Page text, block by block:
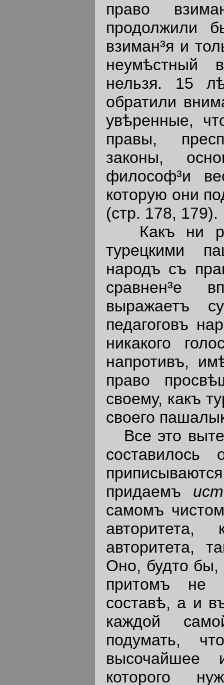
право
продолжили
взиман³я и
неумѣстный
нельзя. 15
обратили
увѣренные,
правы,
законы,
философ³и
которую они
(стр. 178, 179).
Какъ ни
турецкими
народъ съ
сравнен³е
выражаетъ
педагоговъ
никакого
напротивъ,
право
своему, какъ
своего
Все это
составилось
придаемъ
самомъ
авторитета,
Оно, будто бы,
притомъ не
составѣ, а и
каждой
подумать,
высочайшее
которого